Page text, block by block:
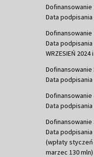
Dofinansowanie
Data podpisania
Dofinansowanie
Data
WRZESIEŃ 2024
Dofinansowanie
Data podpisania
Dofinansowanie
Data podpisania
Dofinansowanie
Data podpisania
(wpłaty styczeń
marzec 130 mln)